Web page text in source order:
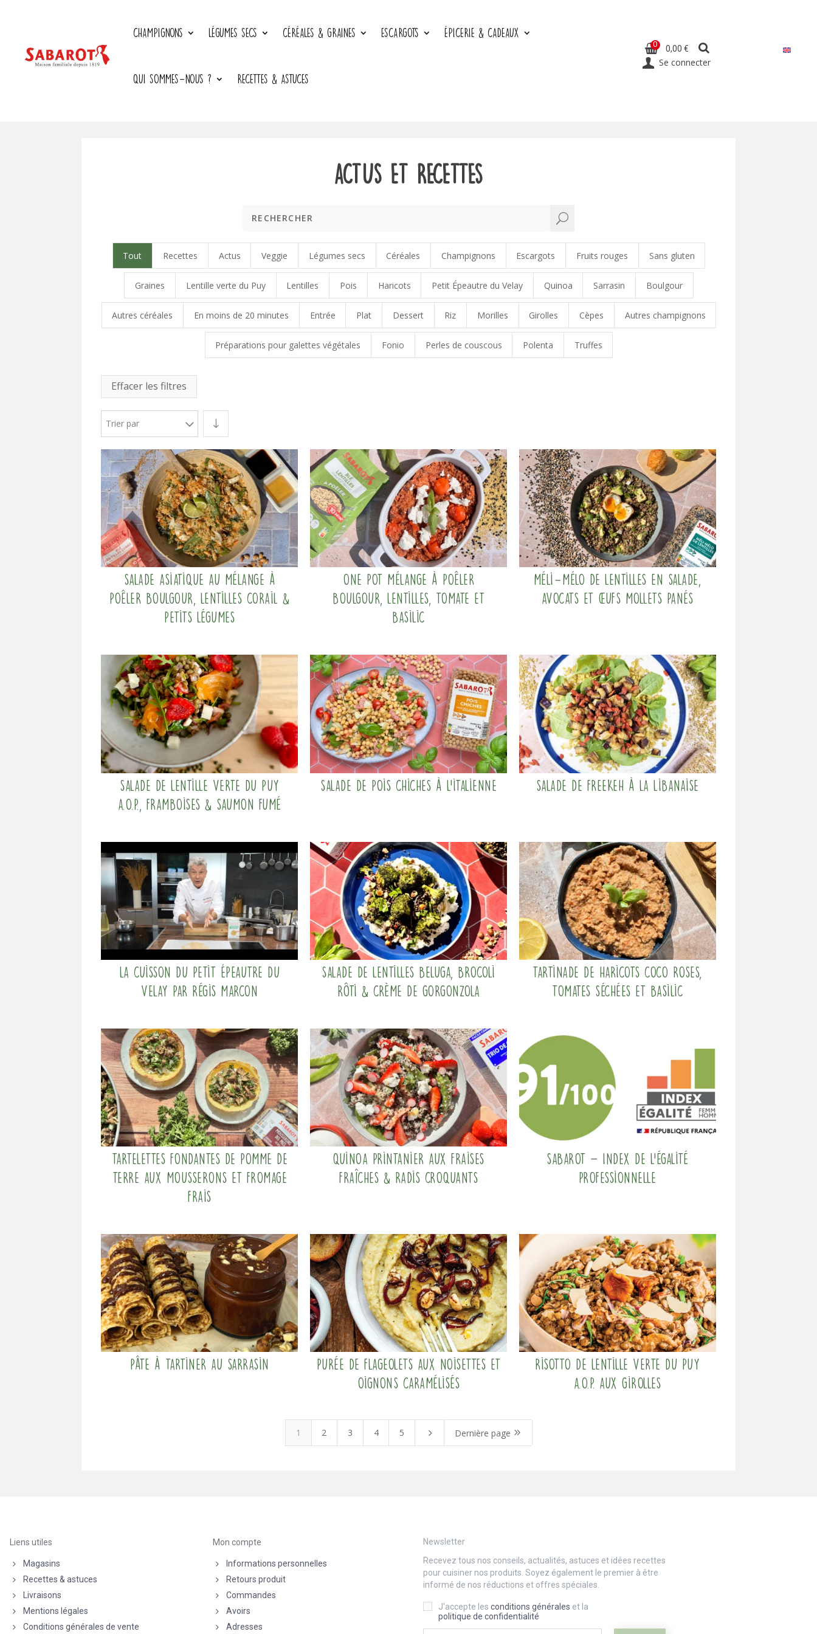
CHAMPIGNONS LÉGUMES SECS CÉRÉALES & GRAINES ESCARGOTS ÉPICERIE & CADEAUX
QUI SOMMES-NOUS ? RECETTES & ASTUCES
0 0,00 €
Se connecter
Actus et recettes
U
Tout Recettes Actus Veggie Légumes secs Céréales Champignons Escargots Fruits rouges Sans gluten
Graines Lentille verte du Puy Lentilles Pois Haricots Petit Épeautre du Velay Quinoa Sarrasin Boulgour
Autres céréales En moins de 20 minutes Entrée Plat Dessert Riz Morilles Girolles Cèpes Autres champignons
Préparations pour galettes végétales Fonio Perles de couscous Polenta Truffes
Effacer les filtres
Trier par
Salade asiatique au mélange à
poêler Boulgour, Lentilles corail &
Petits légumes
One pot mélange à poêler
boulgour, lentilles, tomate et
basilic
Méli-Mélo de lentilles en salade,
avocats et œufs mollets panés
Salade de lentille verte du Puy
a.O.P., framboises & saumon fumé
Salade de pois chiches à l’italienne Salade de freekeh à la Libanaise
La cuisson du Petit Épeautre du
Velay par Régis Marcon
Salade de lentilles beluga, brocoli
rôti & crème de gorgonzola
Tartinade de haricots coco roses,
tomates séchées et basilic
Tartelettes fondantes de pomme de
terre aux mousserons et fromage
frais
Quinoa printanier aux fraises
fraîches & radis croquants
Sabarot – Index de l’égalité
professionnelle
Pâte à tartiner au sarrasin
Purée de flageolets aux noisettes et
oignons caramélisés
Risotto de Lentille verte du Puy
A.O.P. aux girolles
1 2 3 4 5 5 Dernière page 9
Liens utiles
Magasins
Recettes & astuces
Livraisons
Mentions légales
Conditions générales de vente
Mon compte
Informations personnelles
Retours produit
Commandes
Avoirs
Adresses
Newsletter
Recevez tous nos conseils, actualités, astuces et idées recettes
pour cuisiner nos produits. Soyez également le premier à être
informé de nos réductions et offres spéciales.
J'accepte les conditions générales et la
politique de confidentialité